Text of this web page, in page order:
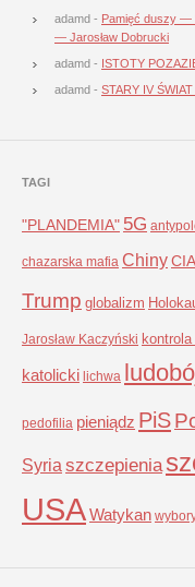
adamd - Pamięć duszy —
— Jarosław Dobrucki
adamd - ISTOTY
adamd - STARY IV
TAGI
"PLANDEMIA" 5G
chazarska mafia ChinyCIA
Trump globalizm
Jarosław Kaczyński kontrola
katolicki lichwa
pedofilia pieniądz PiS
Syria szczepienia
USAWatykan